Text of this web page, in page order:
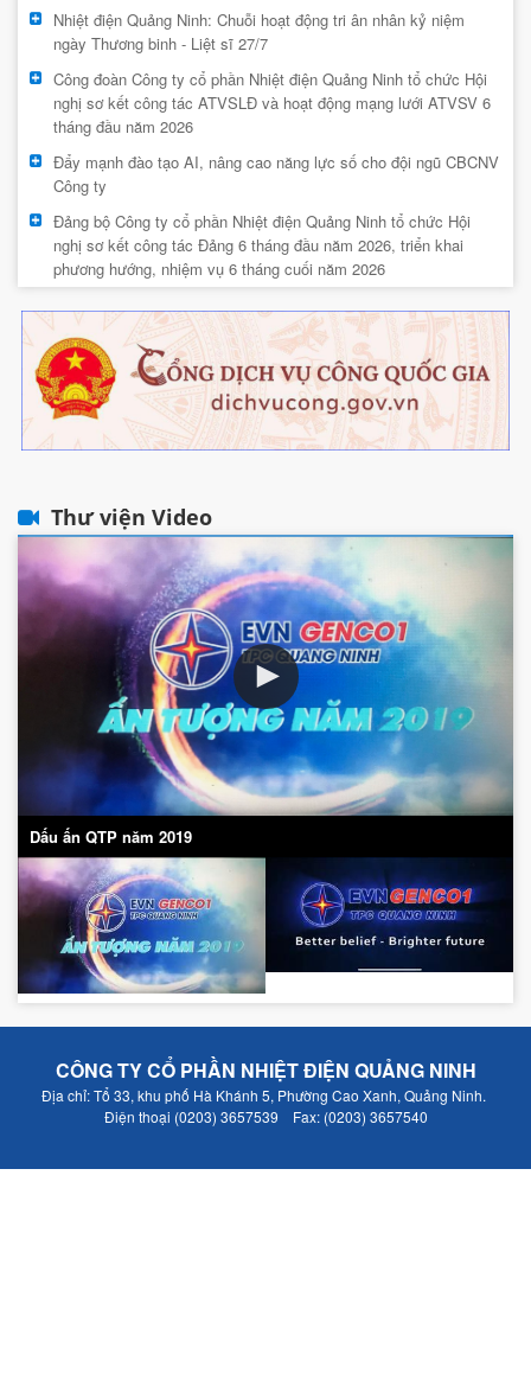
Nhiệt điện Quảng Ninh: Chuỗi hoạt động tri ân nhân kỷ niệm
ngày Thương binh - Liệt sĩ 27/7
Công đoàn Công ty cổ phần Nhiệt điện Quảng Ninh tổ chức Hội
nghị sơ kết công tác ATVSLĐ và hoạt động mạng lưới ATVSV 6
tháng đầu năm 2026
Đẩy mạnh đào tạo AI, nâng cao năng lực số cho đội ngũ CBCNV
Công ty
Đảng bộ Công ty cổ phần Nhiệt điện Quảng Ninh tổ chức Hội
nghị sơ kết công tác Đảng 6 tháng đầu năm 2026, triển khai
phương hướng, nhiệm vụ 6 tháng cuối năm 2026
Thư viện Video
Dấu ấn QTP năm 2019
CÔNG TY CỔ PHẦN NHIỆT ĐIỆN QUẢNG NINH
Địa chỉ: Tổ 33, khu phố Hà Khánh 5, Phường Cao Xanh, Quảng Ninh.
Điện thoại (0203) 3657539 Fax: (0203) 3657540